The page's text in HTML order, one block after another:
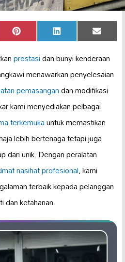
Share
on
Pinterest Share
on
LinkedIn Share
on
Email
prestasidan bunyi kenderaan
menawarkan penyelesaian
pemasangandan modifikasi
kami menyediakan pelbagai
terkemukauntuk memastikan
lebih bertenaga tetapi juga
dan unik. Dengan peralatan
nasihat profesional, kami
terbaik kepada pelanggan
dan ketahanan.